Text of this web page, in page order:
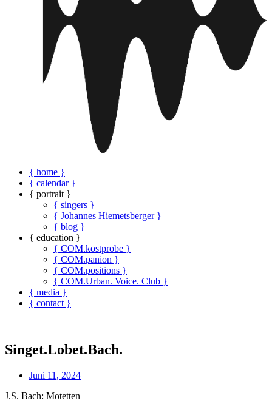
{ home }
{ calendar }
{ portrait }
{ singers }
{ Johannes Hiemetsberger }
{ blog }
{ education }
{ COM.kostprobe }
{ COM.panion }
{ COM.positions }
{ COM.Urban. Voice. Club }
{ media }
{ contact }
Singet.Lobet.Bach.
Juni 11, 2024
J.S. Bach: Motetten